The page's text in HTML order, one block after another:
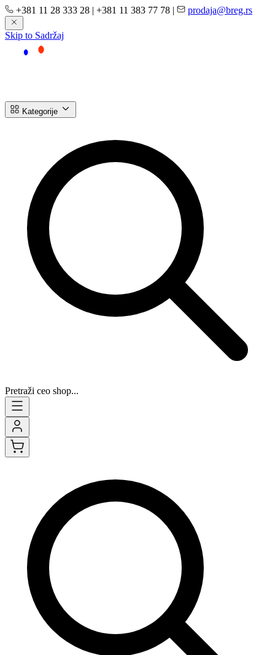
+381 11 28 333 28 | +381 11 383 77 78 | prodaja@breg.rs
Skip to Sadržaj
Kategorije
Pretraži ceo shop...